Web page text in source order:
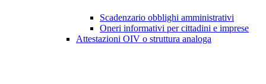
Scadenzario obblighi amministrativi
Oneri informativi per cittadini e imprese
Attestazioni OIV o struttura analoga